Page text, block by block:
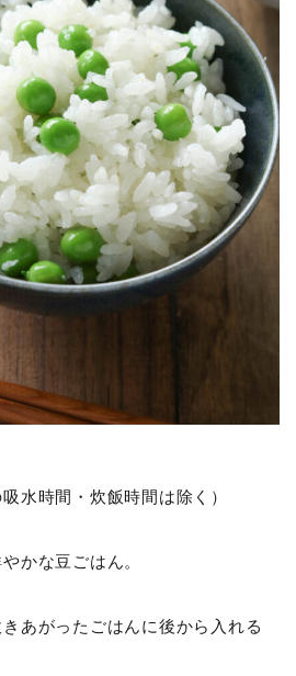
水時間・炊飯時間は除く）
かな豆ごはん。
あがったごはんに後から入れる